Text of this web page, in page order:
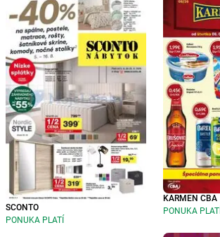
SCONTO
PONUKA PLATÍ
KARMEN CBA
PONUKA PLATÍ